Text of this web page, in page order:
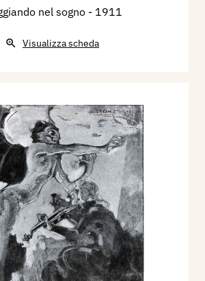
nel sogno - 1911
Visualizza scheda